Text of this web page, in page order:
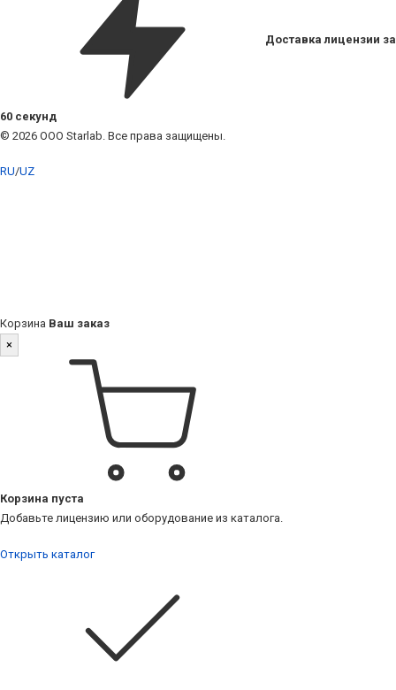
Доставка лицензии за
60 секунд
© 2026 ООО Starlab. Все права защищены.
RU/UZ
Корзина Ваш заказ
×
Корзина пуста
Добавьте лицензию или оборудование из каталога.
Открыть каталог